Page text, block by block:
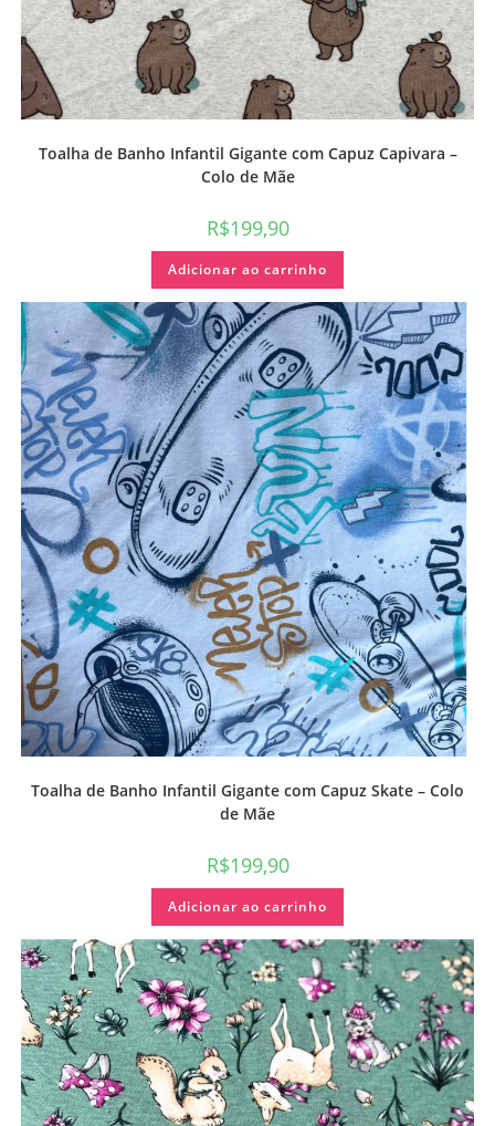
Toalha de Banho Infantil Gigante com Capuz Capivara –
Colo de Mãe
R$199,90
Adicionar ao carrinho
Toalha de Banho Infantil Gigante com Capuz Skate – Colo
de Mãe
R$199,90
Adicionar ao carrinho